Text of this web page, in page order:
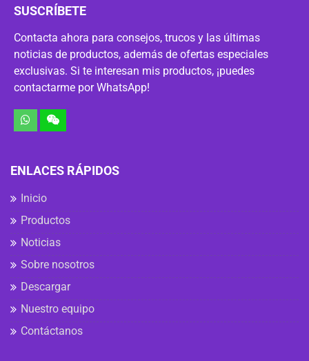
SUSCRÍBETE
Contacta ahora para consejos, trucos y las últimas
noticias de productos, además de ofertas especiales
exclusivas. Si te interesan mis productos, ¡puedes
contactarme por WhatsApp!
ENLACES RÁPIDOS
Inicio
Productos
Noticias
Sobre nosotros
Descargar
Nuestro equipo
Contáctanos